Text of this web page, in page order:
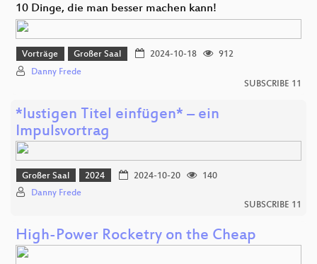
10 Dinge, die man besser machen kann!
Vorträge Großer Saal 2024-10-18
912
Danny Frede
SUBSCRIBE 11
*lustigen Titel einfügen* – ein
Impulsvortrag
Großer Saal 2024 2024-10-20
140
Danny Frede
SUBSCRIBE 11
High-Power Rocketry on the Cheap